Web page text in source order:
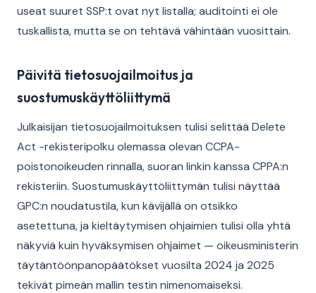
useat suuret SSP:t ovat nyt listalla; auditointi ei ole
tuskallista, mutta se on tehtävä vähintään vuosittain.
Päivitä tietosuojailmoitus ja
suostumuskäyttöliittymä
Julkaisijan tietosuojailmoituksen tulisi selittää Delete
Act -rekisteripolku olemassa olevan CCPA-
poistonoikeuden rinnalla, suoran linkin kanssa CPPA:n
rekisteriin. Suostumuskäyttöliittymän tulisi näyttää
GPC:n noudatustila, kun kävijällä on otsikko
asetettuna, ja kieltäytymisen ohjaimien tulisi olla yhtä
näkyviä kuin hyväksymisen ohjaimet — oikeusministerin
täytäntöönpanopäätökset vuosilta 2024 ja 2025
tekivät pimeän mallin testin nimenomaiseksi.